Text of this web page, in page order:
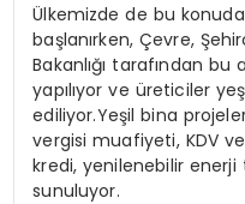
Ülkemizde de bu
başlanırken, Çevre,
Bakanlığı tarafından
yapılıyor ve üreticiler
ediliyor.Yeşil bina
vergisi muafiyeti, KDV
kredi, yenilenebilir enerji
sunuluyor.